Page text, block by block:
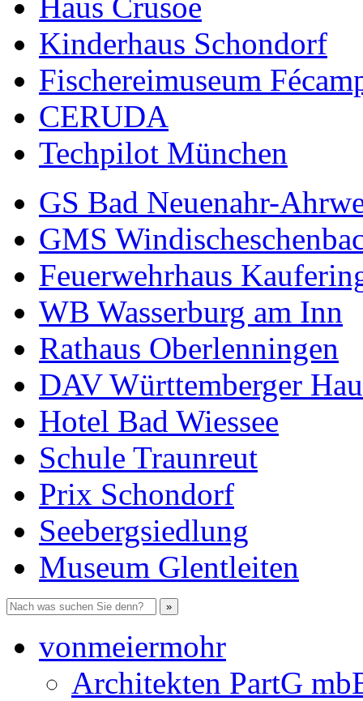
Kinderhaus Schondorf
Fischereimuseum
CERUDA
Techpilot München
GS Bad Neuenahr-
GMS
Feuerwehrhaus
WB Wasserburg am Inn
Rathaus Oberlenningen
DAV Württemberger
Hotel Bad Wiessee
Schule Traunreut
Prix Schondorf
Seebergsiedlung
Museum Glentleiten
vonmeiermohr
Architekten PartG